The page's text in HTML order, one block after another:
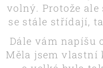
volný. Protože
se stále střídají,
Dále vám napíšu
Měla jsem vlastní